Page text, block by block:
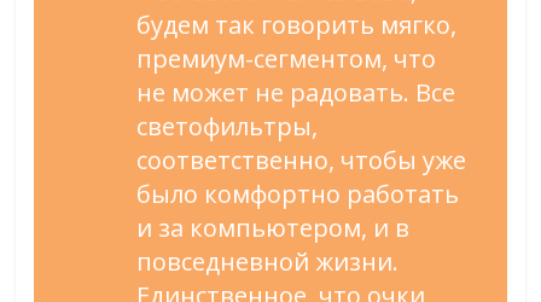
будем так говорить мягко,
премиум-сегментом, что
не может не радовать. Все
светофильтры,
соответственно, чтобы уже
было комфортно работать
и за компьютером, и в
повседневной жизни.